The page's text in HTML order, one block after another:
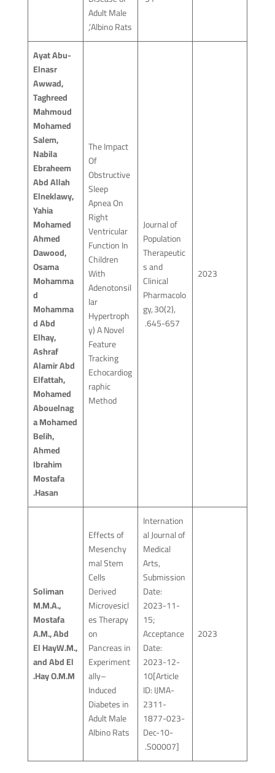
Adult Male
Albino Rats’,
2023
Journal of
Population
Therapeutic
s and
Clinical
Pharmacolo
gy, 30(2),
645-657.
The Impact
Of
Obstructive
Sleep
Apnea On
Right
Ventricular
Function In
Children
With
Adenotonsil
lar
Hypertroph
y) A Novel
Feature
Tracking
Echocardiog
raphic
Method
Ayat Abu-
Elnasr
Awwad,
Taghreed
Mahmoud
Mohamed
Salem,
Nabila
Ebraheem
Abd Allah
Elneklawy,
Yahia
Mohamed
Ahmed
Dawood,
Osama
Mohamma
d
Mohamma
d Abd
Elhay,
Ashraf
Alamir Abd
Elfattah,
Mohamed
Abouelnag
a Mohamed
Belih,
Ahmed
Ibrahim
Mostafa
Hasan.
2023
Internation
al Journal of
Medical
Arts,
Submission
Date:
2023-11-
15;
Acceptance
Date:
2023-12-
10[Article
ID: IJMA-
2311-
1877-023-
Dec-10-
S00007].
Effects of
Mesenchy
mal Stem
Cells
Derived
Microvesicl
es Therapy
on
Pancreas in
Experiment
ally–
Induced
Diabetes in
Adult Male
Albino Rats
Soliman
M.M.A.,
Mostafa
A.M., Abd
El HayW.M.,
and Abd El
Hay O.M.M.